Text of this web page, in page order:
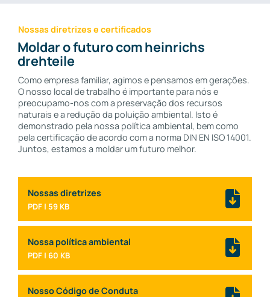
Nossas diretrizes e certificados
Moldar o futuro com heinrichs
drehteile
Como empresa familiar, agimos e pensamos em gerações.
O nosso local de trabalho é importante para nós e
preocupamo-nos com a preservação dos recursos
naturais e a redução da poluição ambiental. Isto é
demonstrado pela nossa política ambiental, bem como
pela certificação de acordo com a norma DIN EN ISO 14001.
Juntos, estamos a moldar um futuro melhor.
Nossas diretrizes
59 KB
Nossa política ambiental
60 KB
Nosso Código de Conduta